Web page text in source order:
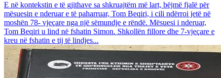
E në kontekstin e të gjithave sa shkruajtëm më lart, bëjmë fjalë për
mësuesin e nderuar e të paharruar, Tom Beqiri, i cili ndërroi jetë në
moshën 78- vjeçare nga një sëmundje e rëndë. Mësuesi i nderuar,
Tom Beqiri u lind në fshatin Simon. Shkollën fillore dhe 7-vjeçare e
kreu në fshatin e tij të lindjes...